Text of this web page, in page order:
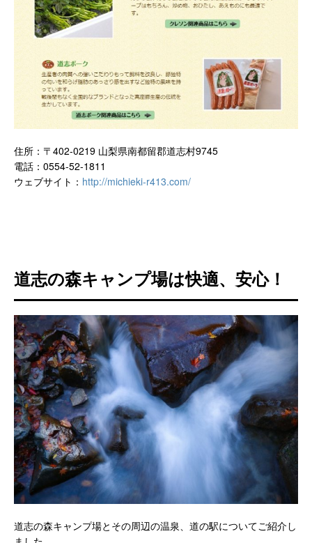
住所：〒402-0219 山梨県南都留郡道志村9745
電話：0554-52-1811
ウェブサイト： http://michieki-r413.com/
道志の森キャンプ場は快適、安心！
道志の森キャンプ場とその周辺の温泉、道の駅についてご紹介し